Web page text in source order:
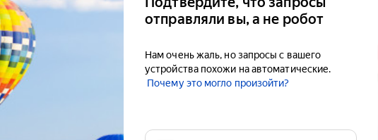
отправляли вы, а не робот
Нам очень жаль, но запросы с вашего
устройства похожи на автоматические.
Почему это могло произойти?